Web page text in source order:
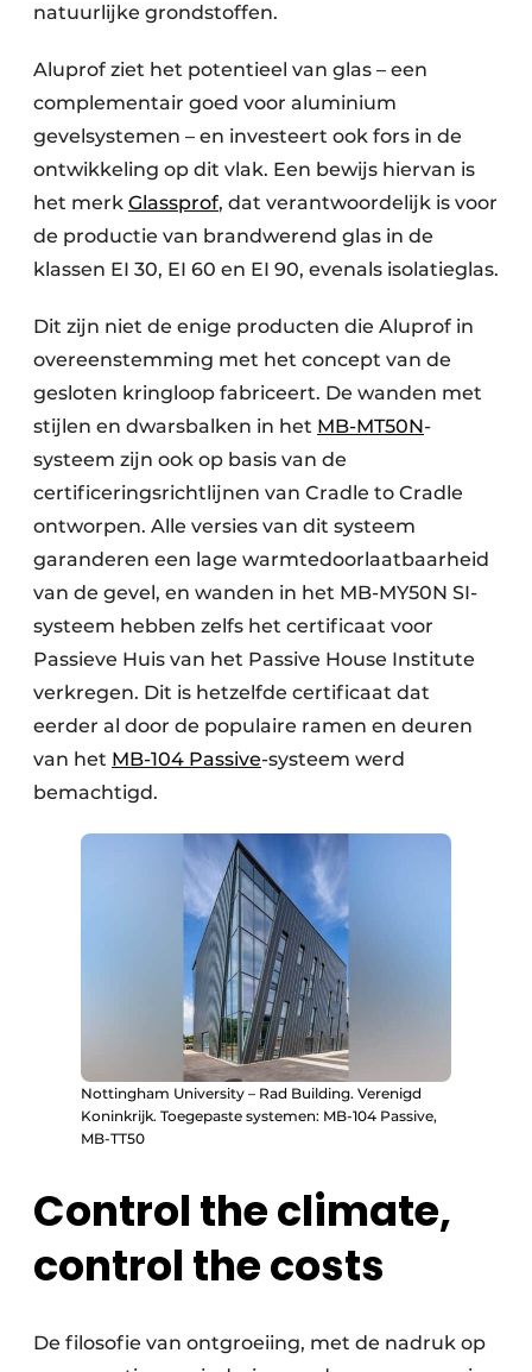
natuurlijke grondstoffen.
Aluprof ziet het potentieel van glas – een
complementair goed voor aluminium
gevelsystemen – en investeert ook fors in de
ontwikkeling op dit vlak. Een bewijs hiervan is
het merk Glassprof, dat verantwoordelijk is voor
de productie van brandwerend glas in de
klassen EI 30, EI 60 en EI 90, evenals isolatieglas.
Dit zijn niet de enige producten die Aluprof in
overeenstemming met het concept van de
gesloten kringloop fabriceert. De wanden met
stijlen en dwarsbalken in het MB-MT50N-
systeem zijn ook op basis van de
certificeringsrichtlijnen van Cradle to Cradle
ontworpen. Alle versies van dit systeem
garanderen een lage warmtedoorlaatbaarheid
van de gevel, en wanden in het MB-MY50N SI-
systeem hebben zelfs het certificaat voor
Passieve Huis van het Passive House Institute
verkregen. Dit is hetzelfde certificaat dat
eerder al door de populaire ramen en deuren
van het MB-104 Passive-systeem werd
bemachtigd.
Nottingham University – Rad Building. Verenigd
Koninkrijk. Toegepaste systemen: MB-104 Passive,
MB-TT50
Control the climate,
control the costs
De filosofie van ontgroeiing, met de nadruk op